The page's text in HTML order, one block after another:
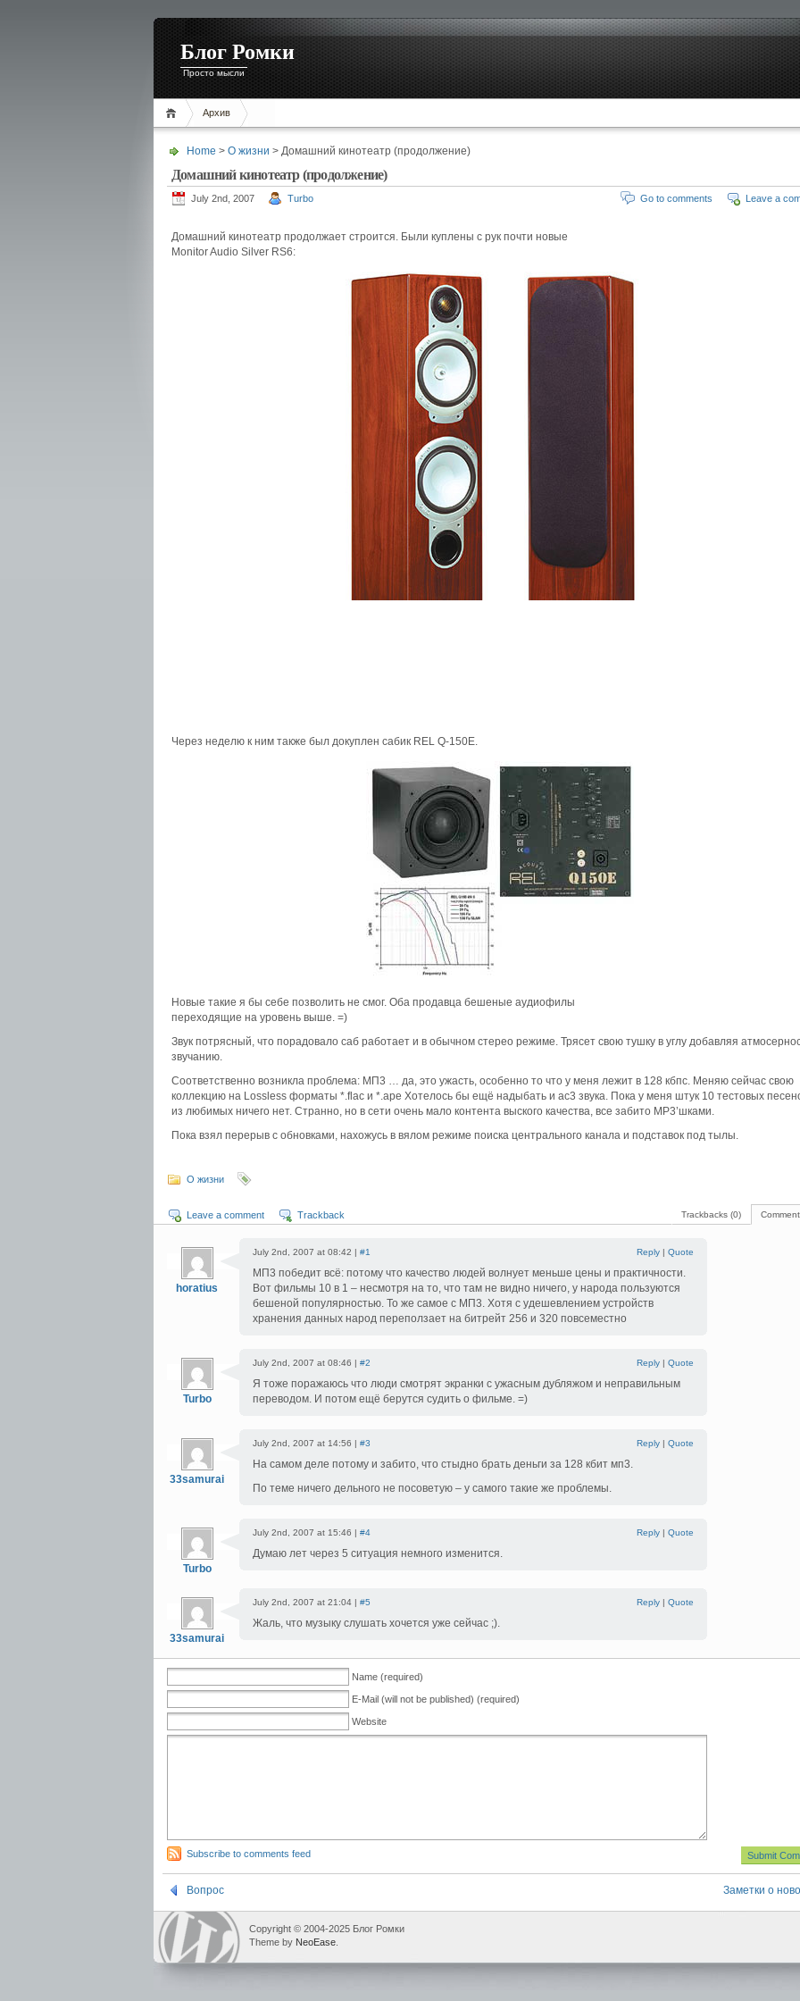
Блог Ромки
Просто мысли
Архив
Home > О жизни > Домашний кинотеатр (продолжение)
Домашний кинотеатр (продолжение)
July 2nd, 2007 Turbo Leave a
Go to comments
Домашний кинотеатр продолжает строится. Были куплены с рук почти новые
Monitor Audio Silver RS6:
Через неделю к ним также был докуплен сабик REL Q-150E.
Новые такие я бы себе позволить не смог. Оба продавца бешеные аудиофилы
переходящие на уровень выше. =)
Звук потрясный, что порадовало саб работает и в обычном стерео режиме. Трясет свою тушку в углу добавляя
звучанию.
Соответственно возникла проблема: МП3 … да, это ужасть, особенно то что у меня лежит в 128 кбпс. Меняю сейчас свою
коллекцию на Lossless форматы *.flac и *.ape Хотелось бы ещё надыбать и ac3 звука. Пока у меня штук 10 тестовых
из любимых ничего нет. Странно, но в сети очень мало контента выского качества, все забито MP3’шками.
Пока взял перерыв с обновками, нахожусь в вялом режиме поиска центрального канала и подставок под тылы.
О жизни
Trackbacks (0)
Leave a comment Trackback
horatius
July 2nd, 2007 at 08:42 | #1 Reply | Quote
МП3 победит всё: потому что качество людей волнует меньше цены и практичности.
Вот фильмы 10 в 1 – несмотря на то, что там не видно ничего, у народа пользуются
бешеной популярностью. То же самое с МП3. Хотя с удешевлением устройств
хранения данных народ переползает на битрейт 256 и 320 повсеместно
Turbo
July 2nd, 2007 at 08:46 | #2 Reply | Quote
Я тоже поражаюсь что люди смотрят экранки с ужасным дубляжом и неправильным
переводом. И потом ещё берутся судить о фильме. =)
33samurai
July 2nd, 2007 at 14:56 | #3 Reply | Quote
На самом деле потому и забито, что стыдно брать деньги за 128 кбит мп3.
По теме ничего дельного не посоветую – у самого такие же проблемы.
Turbo
July 2nd, 2007 at 15:46 | #4 Reply | Quote
Думаю лет через 5 ситуация немного изменится.
33samurai
July 2nd, 2007 at 21:04 | #5 Reply | Quote
Жаль, что музыку слушать хочется уже сейчас ;).
Name (required)
E-Mail (will not be published) (required)
Website
Subscribe to comments feed
Вопрос Заметки о
Copyright © 2004-2025 Блог Ромки
Theme by NeoEase